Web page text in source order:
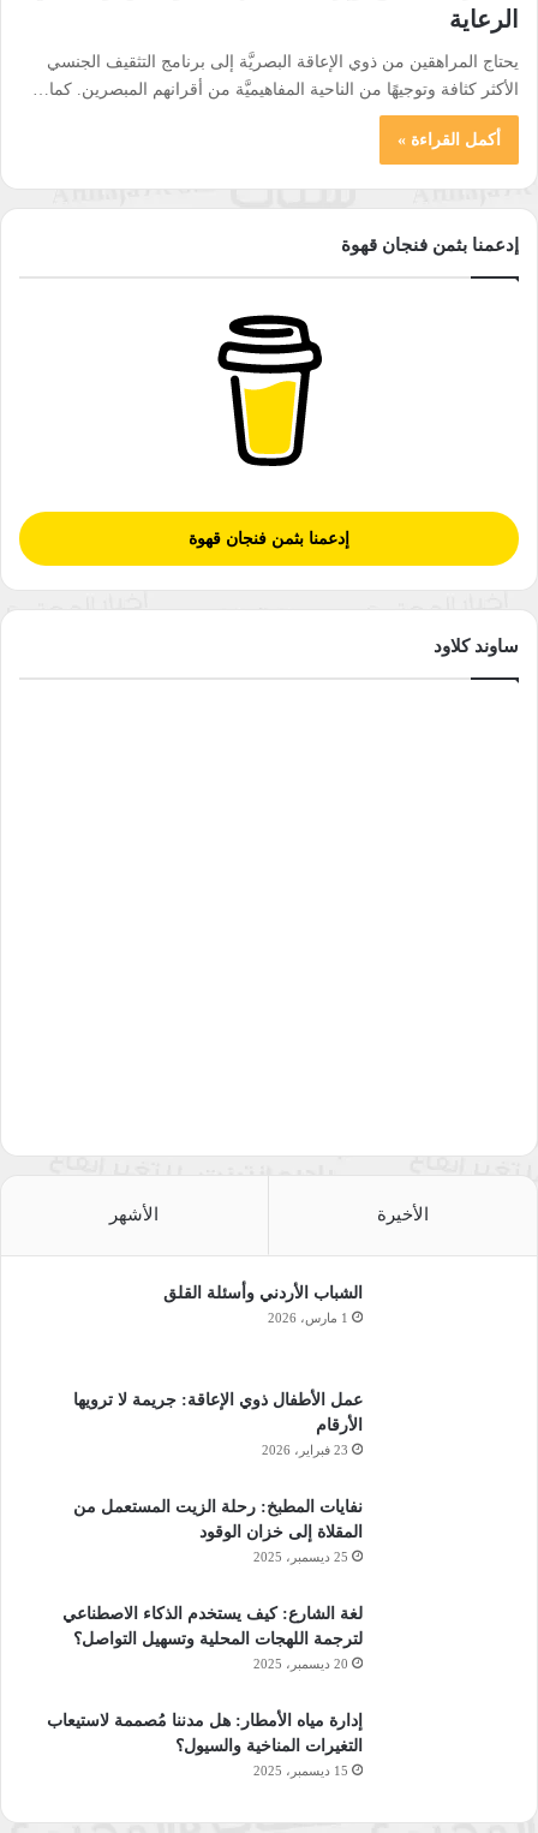
الرعاية
يحتاج المراهقين من ذوي الإعاقة البصريَّة إلى برنامج التثقيف الجنسي
الأكثر كثافة وتوجيهًا من الناحية المفاهيميَّة من أقرانهم المبصرين. كما…
أكمل القراءة »
إدعمنا بثمن فنجان قهوة
إدعمنا بثمن فنجان قهوة
ساوند كلاود
الأخيرة الأشهر
الشباب الأردني وأسئلة القلق
1 مارس، 2026
عمل الأطفال ذوي الإعاقة: جريمة لا ترويها
الأرقام
23 فبراير، 2026
نفايات المطبخ: رحلة الزيت المستعمل من
المقلاة إلى خزان الوقود
25 ديسمبر، 2025
لغة الشارع: كيف يستخدم الذكاء الاصطناعي
لترجمة اللهجات المحلية وتسهيل التواصل؟
20 ديسمبر، 2025
إدارة مياه الأمطار: هل مدننا مُصممة لاستيعاب
التغيرات المناخية والسيول؟
15 ديسمبر، 2025